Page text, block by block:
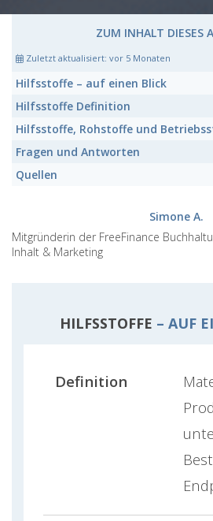
ZUM INHALT DIESES
Zuletzt aktualisiert: vor 5 Monaten
Hilfsstoffe – auf einen Blick
Hilfsstoffe Definition
Hilfsstoffe, Rohstoffe und
Fragen und Antworten
Quellen
Simone A.
Mitgründerin der FreeFinance
Inhalt & Marketing
HILFSSTOFFE – AUF
Definition